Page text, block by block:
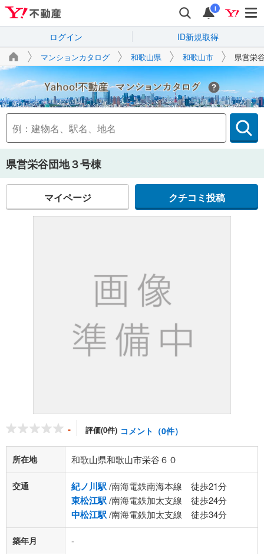
i
ログイン ID新規取得
マンションカタログ 和歌山県 和歌山市 県営栄
Yahoo!不動産
県営栄谷団地３号棟
マイページ クチコミ投稿
- 評価(0件) コメント（0件）
所在地 和歌山県和歌山市栄谷６０
交通 紀ノ川駅/南海電鉄南海本線 徒歩21分
東松江駅/南海電鉄加太支線 徒歩24分
中松江駅/南海電鉄加太支線 徒歩34分
築年月 -